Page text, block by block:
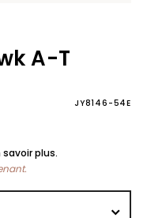
A-T
JY8146-54E
savoir plus.